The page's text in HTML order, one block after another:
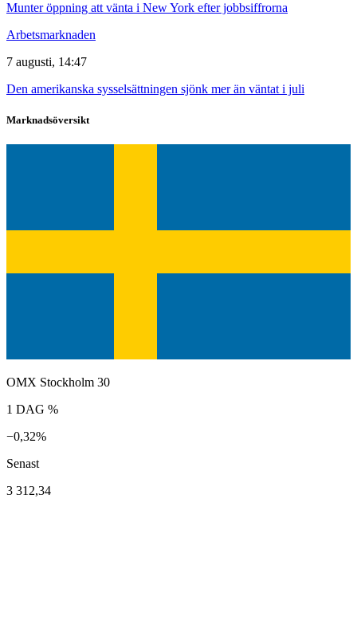
Munter öppning att vänta i New York efter jobbsiffrorna
Arbetsmarknaden
7 augusti, 14:47
Den amerikanska sysselsättningen sjönk mer än väntat i juli
Marknadsöversikt
OMX Stockholm 30
1 DAG %
−0,32%
Senast
3 312,34